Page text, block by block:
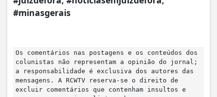
#minasgerais
Os comentários nas postagens e os conteúdos dos
colunistas não representam a opinião do jornal;
a responsabilidade é exclusiva dos autores das
mensagens. A RCWTV reserva-se o direito de
excluir comentários que contenham insultos e